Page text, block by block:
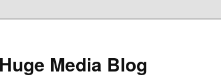
Huge Media Blog